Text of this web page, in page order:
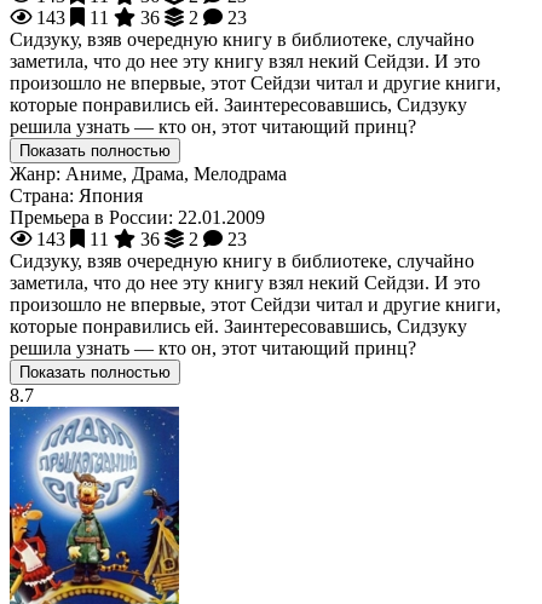
143
11 36 2
23
Сидзуку, взяв очередную книгу в библиотеке, случайно
заметила, что до нее эту книгу взял некий Сейдзи. И это
произошло не впервые, этот Сейдзи читал и другие книги,
которые понравились ей. Заинтересовавшись, Сидзуку
решила узнать — кто он, этот читающий принц?
Показать полностью
Жанр: Аниме, Драма, Мелодрама
Страна: Япония
Премьера в России: 22.01.2009
143
11 36 2
23
Сидзуку, взяв очередную книгу в библиотеке, случайно
заметила, что до нее эту книгу взял некий Сейдзи. И это
произошло не впервые, этот Сейдзи читал и другие книги,
которые понравились ей. Заинтересовавшись, Сидзуку
решила узнать — кто он, этот читающий принц?
Показать полностью
8.7